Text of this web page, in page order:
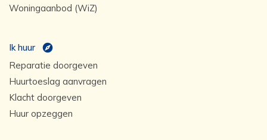
Woningaanbod (WiZ)
Ik huur
Reparatie doorgeven
Huurtoeslag aanvragen
Klacht doorgeven
Huur opzeggen